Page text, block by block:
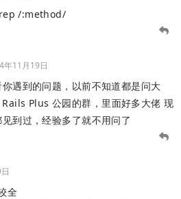
/:method/
年11月19日
遇到的问题，以前不知道都是问大
Plus 公园的群，里面好多大佬 现
到过，经验多了就不用问了
全